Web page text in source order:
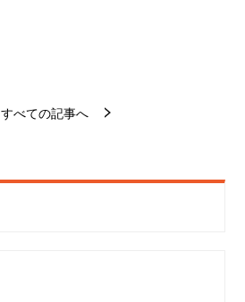
すべての記事へ